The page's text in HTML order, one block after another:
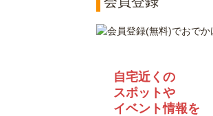
自宅近くの
スポットや
イベント情報を